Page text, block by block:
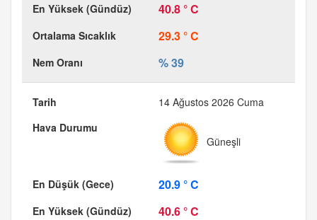
40.8 ° C
29.3 ° C
% 39
14 Ağustos 2026 Cuma
Güneşli
20.9 ° C
40.6 ° C